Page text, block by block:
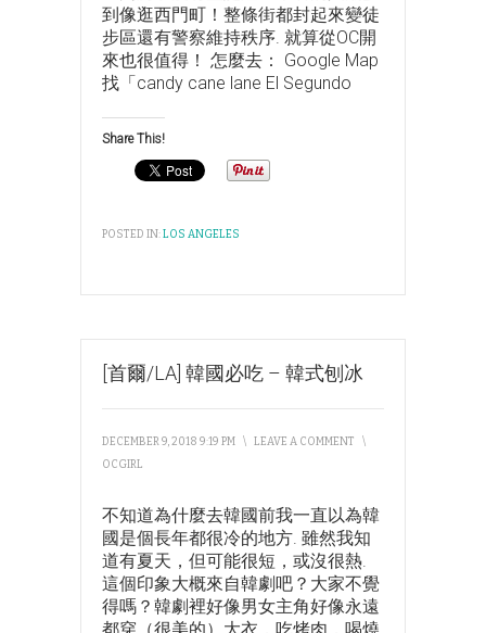
到像逛西門町！整條街都封起來變徒
步區還有警察維持秩序. 就算從OC開
來也很值得！ 怎麼去： Google Map
找「candy cane lane El Segundo
Share This!
POSTED IN:LOS ANGELES
[首爾/LA] 韓國必吃 – 韓式刨冰
DECEMBER 9, 2018 9:19 PM \ LEAVE A COMMENT
\
OCGIRL
不知道為什麼去韓國前我一直以為韓
國是個長年都很冷的地方. 雖然我知
道有夏天，但可能很短，或沒很熱.
這個印象大概來自韓劇吧？大家不覺
得嗎？韓劇裡好像男女主角好像永遠